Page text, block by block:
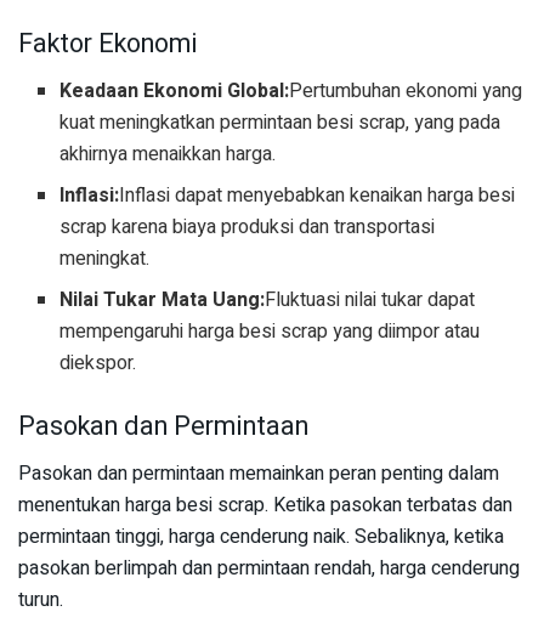
Faktor Ekonomi
Keadaan Ekonomi Global:Pertumbuhan ekonomi yang
kuat meningkatkan permintaan besi scrap, yang pada
akhirnya menaikkan harga.
Inflasi:Inflasi dapat menyebabkan kenaikan harga besi
scrap karena biaya produksi dan transportasi
meningkat.
Nilai Tukar Mata Uang:Fluktuasi nilai tukar dapat
mempengaruhi harga besi scrap yang diimpor atau
diekspor.
Pasokan dan Permintaan
Pasokan dan permintaan memainkan peran penting dalam
menentukan harga besi scrap. Ketika pasokan terbatas dan
permintaan tinggi, harga cenderung naik. Sebaliknya, ketika
pasokan berlimpah dan permintaan rendah, harga cenderung
turun.